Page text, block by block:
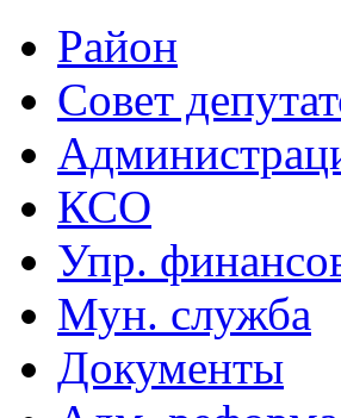
Район
Совет
КСО
Упр.
Мун. служба
Документы